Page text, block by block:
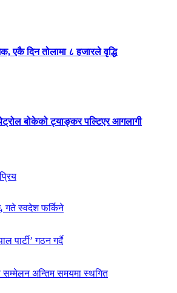
एकै दिन तोलामा ८ हजारले वृद्धि
बोकेको ट्याङ्कर पल्टिएर आगलागी
गते स्वदेश फर्किने
पार्टी’ गठन गर्दै
सम्मेलन अन्तिम समयमा स्थगित